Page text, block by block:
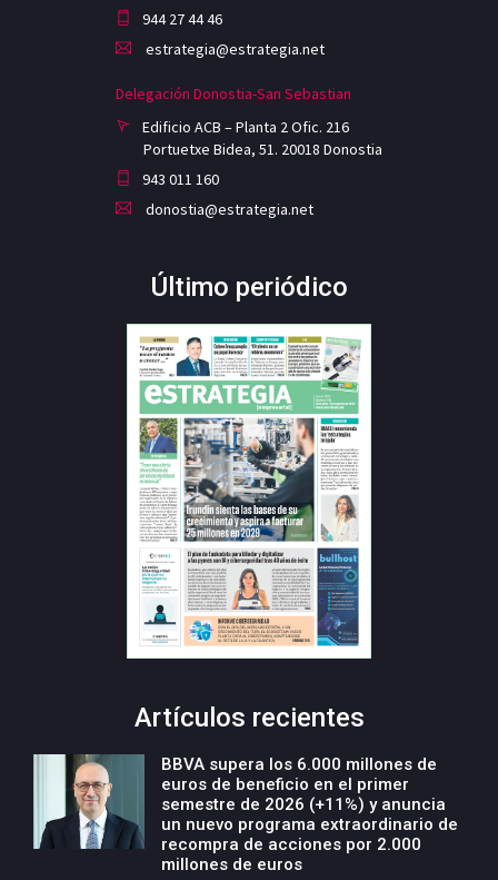
944 27 44 46
estrategia@estrategia.net
Delegación Donostia-San Sebastian
Edificio ACB – Planta 2 Ofic. 216
Portuetxe Bidea, 51. 20018 Donostia
943 011 160
donostia@estrategia.net
Último periódico
Artículos recientes
BBVA supera los 6.000 millones de
euros de beneficio en el primer
semestre de 2026 (+11%) y anuncia
un nuevo programa extraordinario de
recompra de acciones por 2.000
millones de euros